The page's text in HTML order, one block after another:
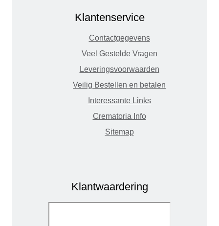
Klantenservice
Contactgegevens
Veel Gestelde Vragen
Leveringsvoorwaarden
Veilig Bestellen en betalen
Interessante Links
Crematoria Info
Sitemap
Klantwaardering